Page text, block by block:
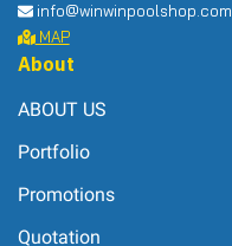
info@winwinpoolshop.com
MAP
About
ABOUT US
Portfolio
Promotions
Quotation